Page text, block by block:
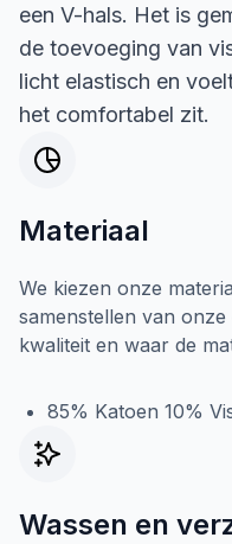
een V-hals. Het is
de toevoeging van
licht elastisch en
het comfortabel zit.
Materiaal
We kiezen onze
samenstellen van
kwaliteit en waar de
85% Katoen 10%
Wassen en